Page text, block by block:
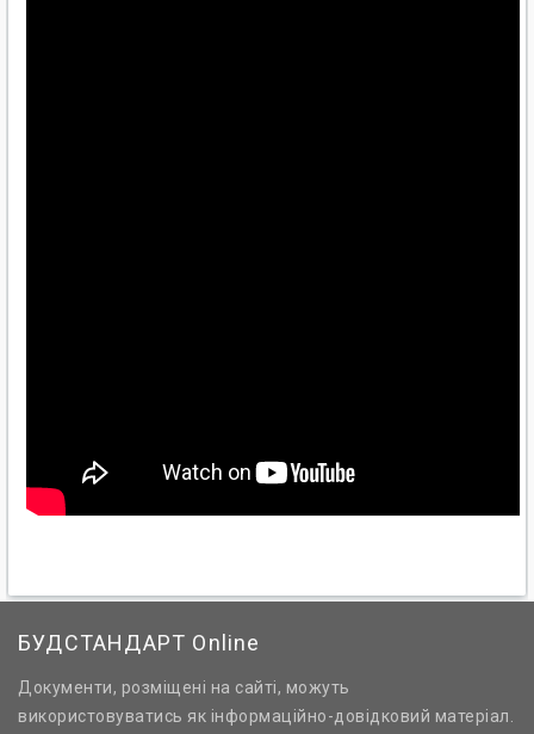
БУДСТАНДАРТ Online
Документи, розміщені на сайті, можуть
використовуватись як інформаційно-довідковий матеріал.